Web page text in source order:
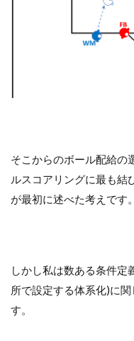
そこからのボール配給の
ルスコアリングに最も結
が最初に述べた考えです。
しかし私は数ある条件定
所で設定する体系化)に
す。